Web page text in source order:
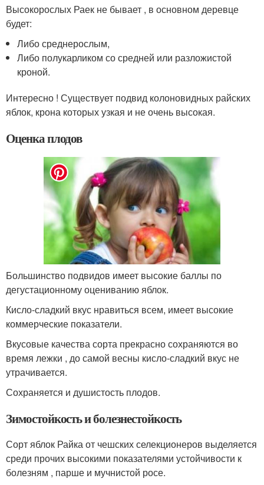
Высокорослых Раек не бывает , в основном деревце
будет:
Либо среднерослым,
Либо полукарликом со средней или разложистой
кроной.
Интересно ! Существует подвид колоновидных райских
яблок, крона которых узкая и не очень высокая.
Оценка плодов
Большинство подвидов имеет высокие баллы по
дегустационному оцениванию яблок.
Кисло-сладкий вкус нравиться всем, имеет высокие
коммерческие показатели.
Вкусовые качества сорта прекрасно сохраняются во
время лежки , до самой весны кисло-сладкий вкус не
утрачивается.
Сохраняется и душистость плодов.
Зимостойкость и болезнестойкость
Сорт яблок Райка от чешских селекционеров выделяется
среди прочих высокими показателями устойчивости к
болезням , парше и мучнистой росе.